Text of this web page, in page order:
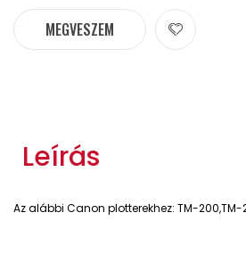
MEGVESZEM
Leírás
Az alábbi Canon plotterekhez: TM-200,TM-